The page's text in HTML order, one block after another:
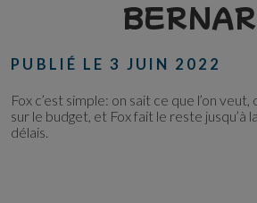
PUBLIÉ LE 3 JUIN 2022
Fox c’est simple: on sait ce que l’on
sur le budget, et Fox fait le reste jusqu’à
délais.